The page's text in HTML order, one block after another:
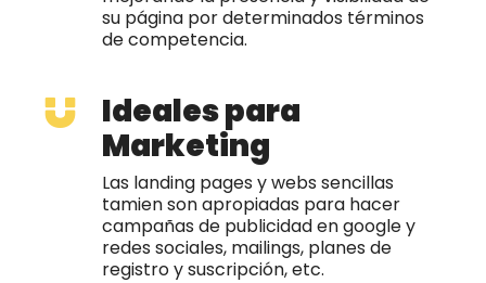
su página por determinados términos
de competencia.
Ideales para
Marketing
Las landing pages y webs sencillas
tamien son apropiadas para hacer
campañas de publicidad en google y
redes sociales, mailings, planes de
registro y suscripción, etc.